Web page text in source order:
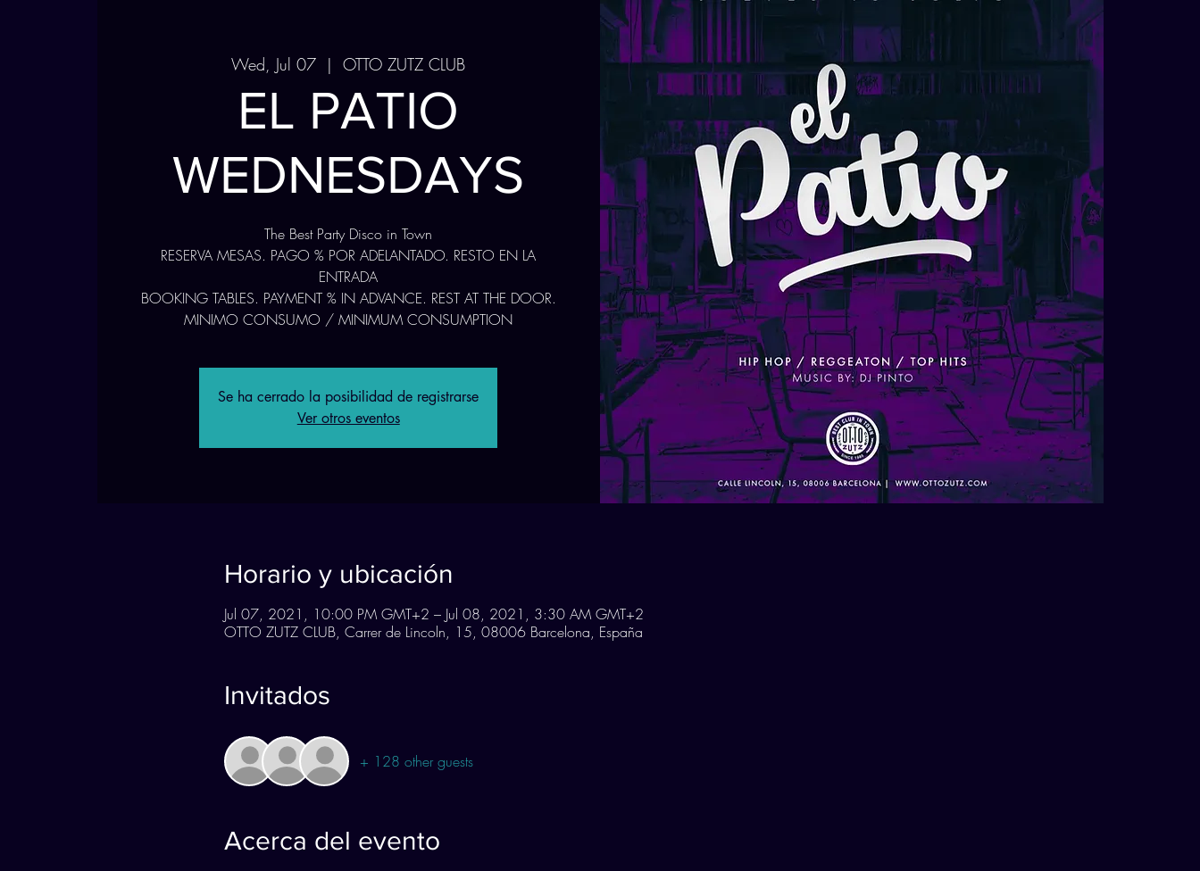
Wed, Jul 07
  |
OTTO ZUTZ CLUB
EL PATIO
WEDNESDAYS
The Best Party Disco in Town
RESERVA MESAS. PAGO % POR ADELANTADO. RESTO EN LA
ENTRADA
BOOKING TABLES. PAYMENT % IN ADVANCE. REST AT THE DOOR.
MINIMO CONSUMO / MINIMUM CONSUMPTION
Se ha cerrado la posibilidad de registrarse
Ver otros eventos
Horario y ubicación
Jul 07, 2021, 10:00 PM GMT+2 – Jul 08, 2021, 3:30 AM GMT+2
OTTO ZUTZ CLUB, Carrer de Lincoln, 15, 08006 Barcelona, España
Invitados
+ 128 other guests
Acerca del evento